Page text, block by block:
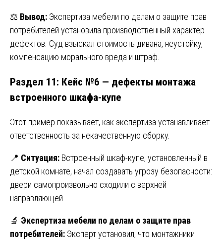
⚖️ Вывод: Экспертиза мебели по делам о защите прав
потребителей установила производственный характер
дефектов. Суд взыскал стоимость дивана, неустойку,
компенсацию морального вреда и штраф.
Раздел 11: Кейс №6 — дефекты монтажа
встроенного шкафа-купе
Этот пример показывает, как экспертиза устанавливает
ответственность за некачественную сборку.
📍 Ситуация: Встроенный шкаф-купе, установленный в
детской комнате, начал создавать угрозу безопасности:
двери самопроизвольно сходили с верхней
направляющей.
🔬 Экспертиза мебели по делам о защите прав
потребителей: Эксперт установил, что монтажники